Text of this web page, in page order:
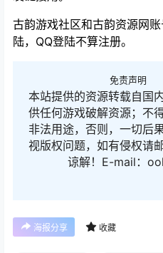
古韵游戏社区和古韵资源网
陆，QQ登陆不算注册。
免责
本站提供的资源转载自国
供任何游戏破解资源；不
非法用途，否则，一切后
视版权问题，如有侵权请
谅解！E-mail：
海报分享 收藏